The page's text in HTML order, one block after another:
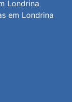
Londrina
em Londrina